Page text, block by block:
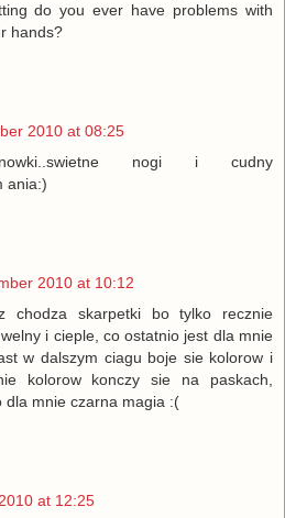
do you ever have problems with
hands?
2010 at 08:25
nogi i cudny
ania:)
2010 at 10:12
chodza skarpetki bo tylko recznie
i cieple, co ostatnio jest dla mnie
w dalszym ciagu boje sie kolorow i
kolorow konczy sie na paskach,
dla mnie czarna magia :(
at 12:25